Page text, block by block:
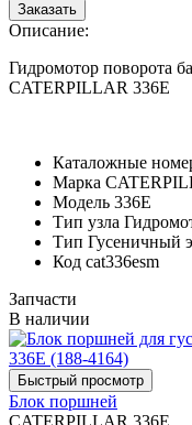
Описание:
Гидромотор поворота
CATERPILLAR 336E
Каталожные
Марка
Модель 336E
Тип узла
Тип Гусеничный
Код cat336esm
Запчасти
В наличии
Блок поршней
CATERPILLAR 336E